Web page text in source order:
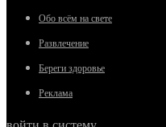
Обо всём на свете
Развлечение
Береги здоровье
Реклама